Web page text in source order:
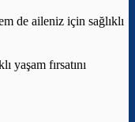
de aileniz için sağlıklı
yaşam fırsatını